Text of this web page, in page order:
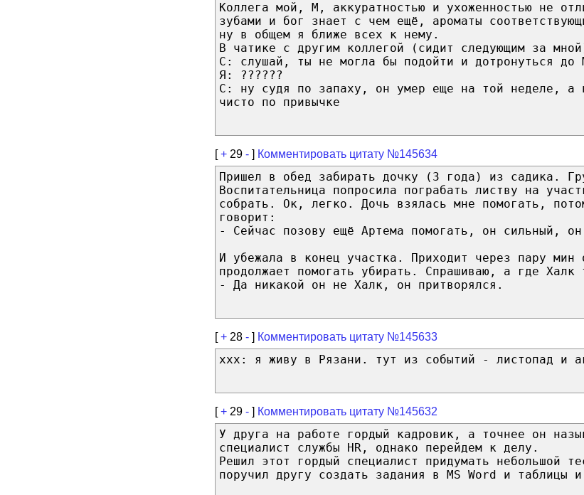
Коллега мой, М, аккуратностью и ухоженностью не
зубами и бог знает с чем ещё, ароматы
ну в общем я ближе всех к нему.
В чатике с другим коллегой (сидит следующим за
С: слушай, ты не могла бы подойти и дотронуться до
Я: ??????
С: ну судя по запаху, он умер еще на той неделе, а
чисто по привычке
[+ 29 - ] Комментировать цитату №145634
Пришел в обед забирать дочку (3 года) из садика.
Воспитательница попросила пограбать листву на
собрать. Ок, легко. Дочь взялась мне помогать,
говорит:
- Сейчас позову ещё Артема помогать, он сильный,
И убежала в конец участка. Приходит через пару мин
продолжает помогать убирать. Спрашиваю, а где Халк
- Да никакой он не Халк, он притворялся.
[+ 28 - ] Комментировать цитату №145633
ххх: я живу в Рязани. тут из событий - листопад и
[+ 29 - ] Комментировать цитату №145632
У друга на работе гордый кадровик, а точнее он
специалист службы HR, однако перейдем к делу.
Решил этот гордый специалист придумать небольшой
поручил другу создать задания в MS Word и таблицы